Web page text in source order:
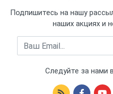
Подпишитесь на нашу
наших акциях и
Email
Следуйте за нами